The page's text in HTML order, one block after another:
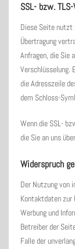
SSL- bzw.
Diese Seite nutzt
Übertragung
Anfragen, die Sie
Verschlüsselung.
die Adresszeile
dem Schloss-
Wenn die SSL-
die Sie an uns
Widerspruch
Der Nutzung von
Kontaktdaten zur
Werbung und
Betreiber der
Falle der